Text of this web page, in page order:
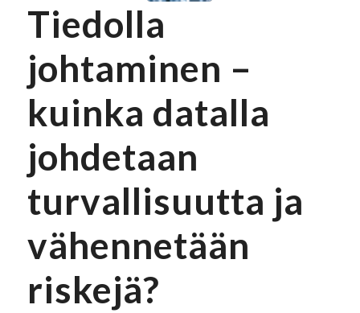
Tiedolla
johtaminen –
kuinka datalla
johdetaan
turvallisuutta ja
vähennetään
riskejä?